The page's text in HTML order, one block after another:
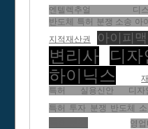
엔텔렉추얼 디스
반도체 특허 분쟁 소송 아
지적재산권
아이피
변리사
디자
하이닉스
특허 실용신안 디
특허 투자 분쟁 반도체
영